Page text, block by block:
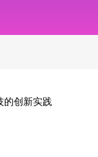
创新实践